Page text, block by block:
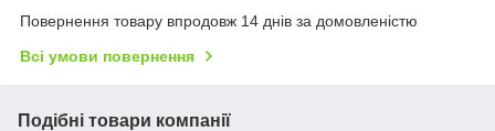
Повернення товару впродовж 14 днів за домовленістю
Всі умови повернення
Подібні товари компанії